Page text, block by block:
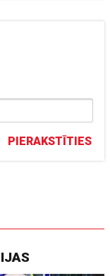
PIERAKSTĪTIES